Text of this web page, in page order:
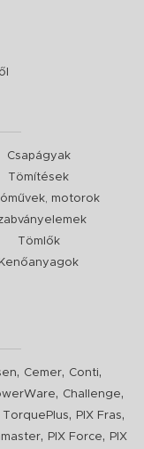
Csapágyak
Tömítések
motorok
Tömlők
Kenőanyagok
, Cemer, Conti,
, Challenge,
TorquePlus, PIX Fras,
, PIX Force,
PIX